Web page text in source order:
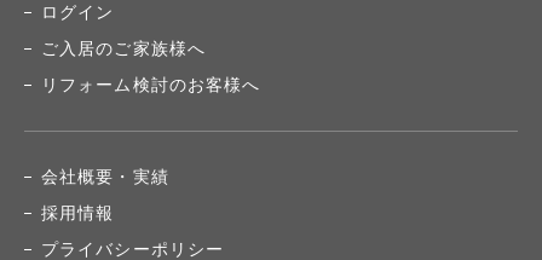
ログイン
ご入居のご家族様へ
リフォーム検討のお客様へ
会社概要・実績
採用情報
プライバシーポリシー